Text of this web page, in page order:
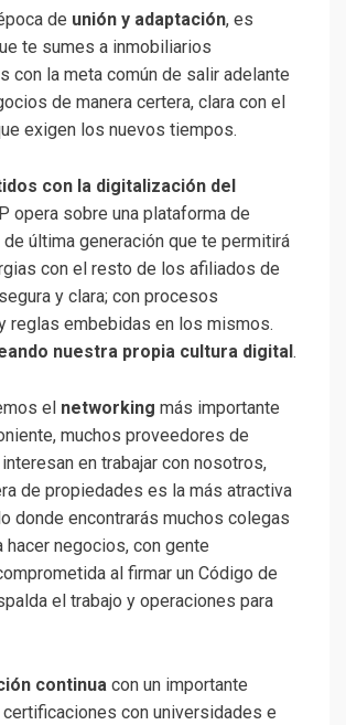
de unión y adaptación, es
te sumes a inmobiliarios
con la meta común de salir adelante
de manera certera, clara con el
exigen los nuevos tiempos.
con la digitalización del
opera sobre una plataforma de
última generación que te permitirá
con el resto de los afiliados de
y clara; con procesos
reglas embebidas en los mismos.
nuestra propia cultura digital .
el networking más importante
muchos proveedores de
en trabajar con nosotros,
de propiedades es la más atractiva
donde encontrarás muchos colegas
negocios, con gente
al firmar un Código de
el trabajo y operaciones para
continua con un importante
con universidades e